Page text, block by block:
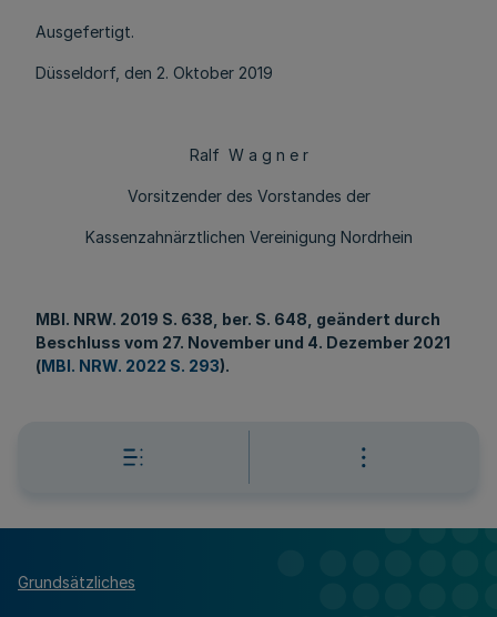
Ausgefertigt.
Düsseldorf, den 2. Oktober 2019
Ralf W a g n e r
Vorsitzender des Vorstandes der
Kassenzahnärztlichen Vereinigung Nordrhein
MBl. NRW. 2019 S. 638, ber. S. 648, geändert durch
Beschluss vom 27. November und 4. Dezember 2021
(MBl. NRW. 2022 S. 293).
Grundsätzliches